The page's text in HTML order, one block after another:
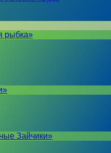
рыбка»
Зайчики»